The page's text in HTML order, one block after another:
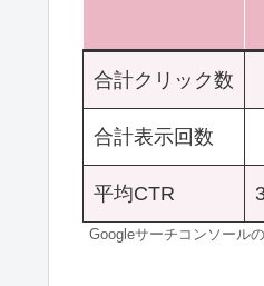
合計クリック数
合計表示回数
平均CTR
Googleサーチコンソール